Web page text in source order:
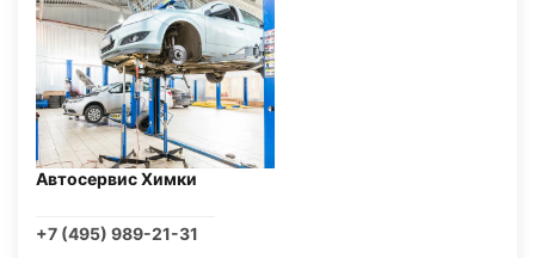
Автосервис Химки
+7 (495) 989-21-31